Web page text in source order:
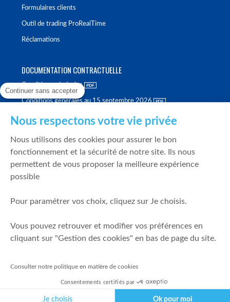
Formulaires clients
Outil de trading ProRealTime
Réclamations
DOCUMENTATION CONTRACTUELLE
Conditions générales
Conditions générales au 15 septembre 2026
Politique de meilleure sélection
Politique de durabilité
Fonds de garantie des dépôts et de résolution
Mentions légales
Prévention de la fraude
Politique de gestion des conflits d'intérêts
Continuer sans accepter
Nous respectons votre vie privée
Nous utilisons des cookies pour assurer le bon
fonctionnement et la sécurité de notre site. Ils nous
permettent de vous proposer la meilleure expérience
possible
Pour paramétrer vos choix, cliquez sur Je choisis.
Vous pouvez retrouver et modifier vos préférences en
cliquant sur "Gestion des cookies" en bas de page du site.
Consulter notre politique en matière de cookies
Consentements certifiés par
Je choisis Ok pour moi